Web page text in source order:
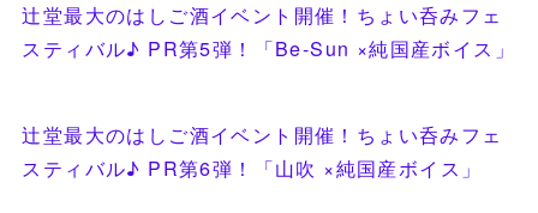
辻堂最大のはしご酒イベント開催！ちょい呑みフェ
スティバル♪ PR第5弾！「Be-Sun ×純国産ボイス」
辻堂最大のはしご酒イベント開催！ちょい呑みフェ
スティバル♪ PR第6弾！「山吹 ×純国産ボイス」